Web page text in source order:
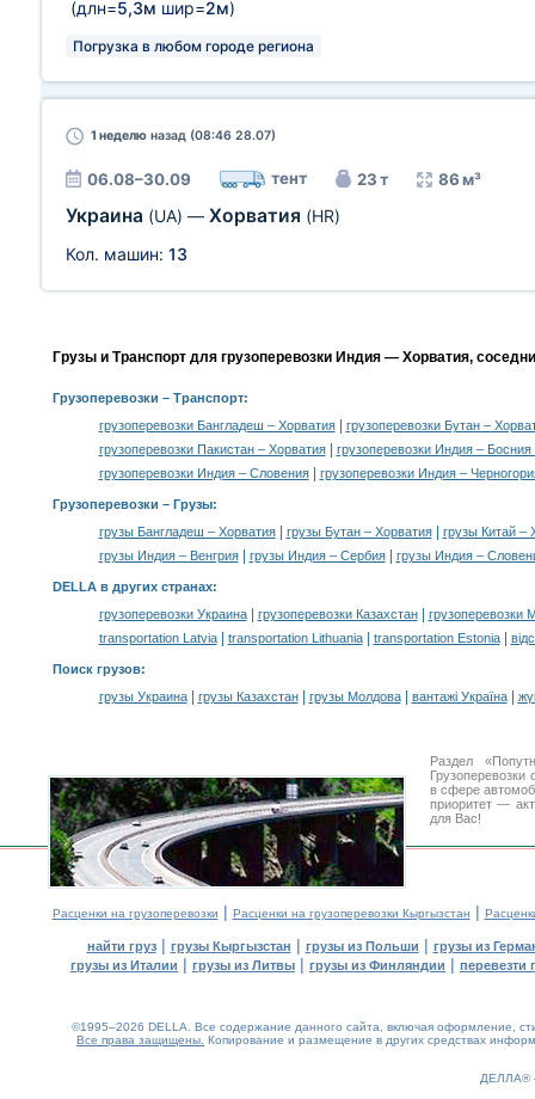
(длн=5,3м шир=2м)
Погрузка в любом городе региона
1 неделю назад (08:46 28.07)
06.08–30.09 тент 23 т 86 м³
Украина (UA) — Хорватия (HR)
Кол. машин: 13
Грузы и Транспорт для грузоперевозки Индия — Хорватия,
Грузоперевозки – Транспорт:
грузоперевозки Бангладеш – Хорватия|
грузоперевозки Бутан –
грузоперевозки Пакистан – Хорватия|
грузоперевозки Индия – Босния
грузоперевозки Индия – Словения| грузоперевозки Индия –
Грузоперевозки – Грузы:
грузы Бангладеш – Хорватия| грузы Бутан – Хорватия|
грузы Китай –
грузы Индия – Венгрия| грузы Индия – Сербия| грузы Индия –
DELLA в других странах:
грузоперевозки Украина| грузоперевозки Казахстан|
грузоперевозки
transportation Latvia| transportation Lithuania| transportation Estonia|
Поиск грузов:
грузы Украина| грузы Казахстан| грузы Молдова| вантажі Україна|
Раздел
в сфере
приоритет —
для Вас!
Расценки на грузоперевозки | Расценки на грузоперевозки Кыргызстан |
найти груз| грузы Кыргызстан | грузы из Польши | грузы из
грузы из Италии | грузы из Литвы | грузы из Финляндии | перевезти
©1995–2026 DELLA. Все содержание данного сайта, включая оформление,
Все права защищены. Копирование и размещение в других средствах